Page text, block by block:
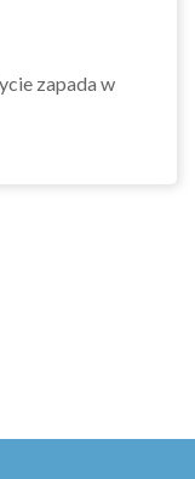
zapada w